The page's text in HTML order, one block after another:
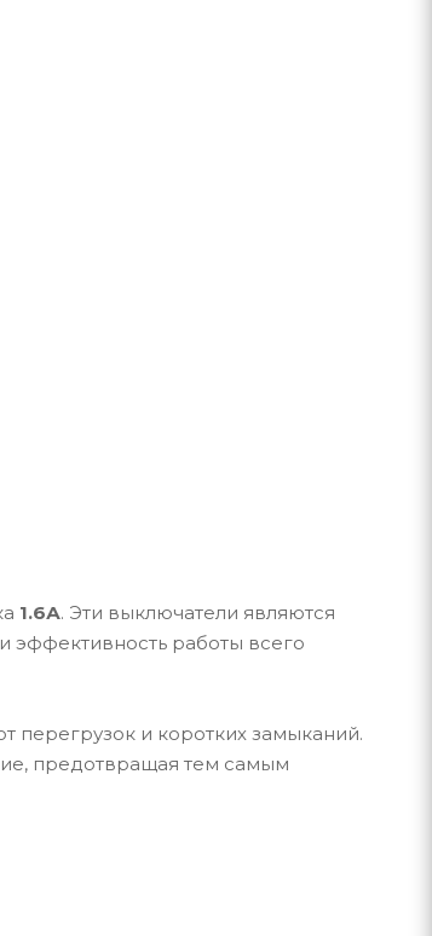
1.6А. Эти выключатели являются
эффективность работы всего
перегрузок и коротких замыканий.
предотвращая тем самым